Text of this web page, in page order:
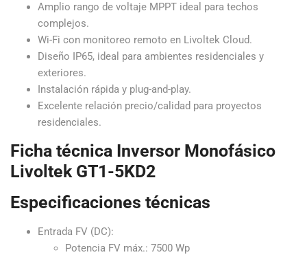
Amplio rango de voltaje MPPT ideal para techos
complejos.
Wi-Fi con monitoreo remoto en Livoltek Cloud.
Diseño IP65, ideal para ambientes residenciales y
exteriores.
Instalación rápida y plug-and-play.
Excelente relación precio/calidad para proyectos
residenciales.
Ficha técnica Inversor Monofásico
Livoltek GT1-5KD2
Especificaciones técnicas
Entrada FV (DC):
Potencia FV máx.: 7500 Wp